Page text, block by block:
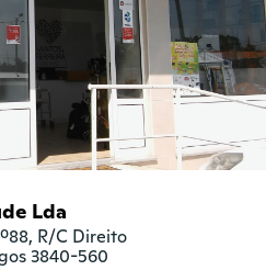
Lda
R/C Direito
3840-560